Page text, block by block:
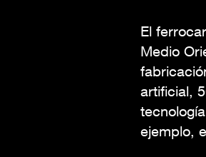
El
Medio
artificial,
ejemplo,